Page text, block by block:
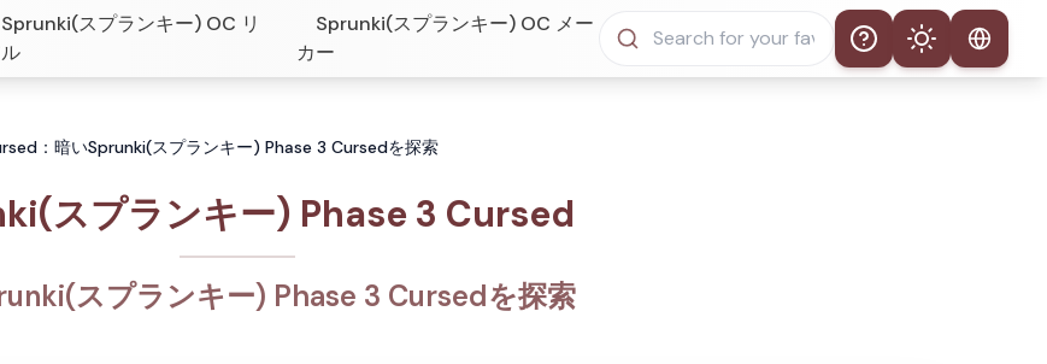
Sprunki(スプランキー) OC リ
Sprunki(スプランキー) OC メー
カー
Help Theme
：暗いSprunki(スプランキー) Phase 3 Cursedを探索
スプランキー) Phase 3 Cursed
スプランキー) Phase 3 Cursedを探索